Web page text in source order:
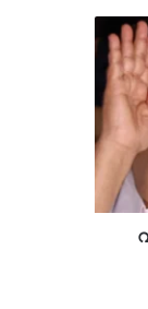
വടകര
കാഫിർ
കുരുക്ക്
മുറുക്കി